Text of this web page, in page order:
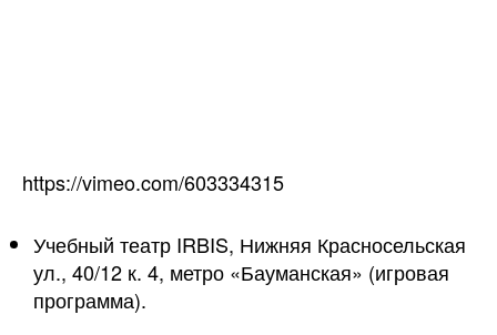
https://vimeo.com/603334315
Учебный театр IRBIS, Нижняя Красносельская
ул., 40/12 к. 4, метро «Бауманская» (игровая
программа).